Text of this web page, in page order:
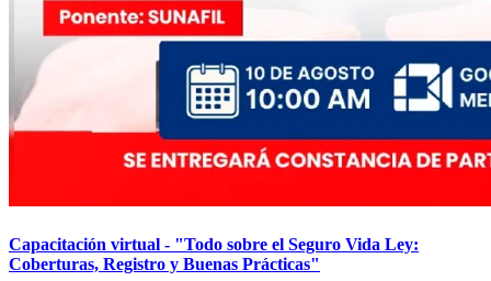
Capacitación virtual - "Todo sobre el Seguro Vida Ley:
Coberturas, Registro y Buenas Prácticas"